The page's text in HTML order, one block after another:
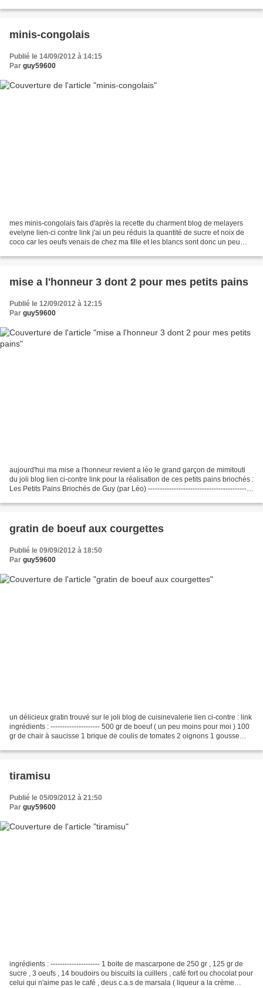
minis-congolais
Publié le 14/09/2012 à 14:15
Par guy59600
mes minis-congolais fais d'après la recette du charment blog de melayers
evelyne lien-ci contre link j'ai un peu réduis la quantité de sucre et noix de
coco car les oeufs venais de chez ma fille et les blancs sont donc un peu
mise a l'honneur 3 dont 2 pour mes petits pains
Publié le 12/09/2012 à 12:15
Par guy59600
aujourd'hui ma mise a l'honneur revient a léo le grand garçon de mimitouti
du joli blog lien ci-contre link pour la réalisation de ces petits pains briochés :
Les Petits Pains Briochés de Guy (par Léo) ---------------------------------------------
gratin de boeuf aux courgettes
Publié le 09/09/2012 à 18:50
Par guy59600
un délicieux gratin trouvé sur le joli blog de cuisinevalerie lien ci-contre : link
ingrédients : --------------------- 500 gr de boeuf ( un peu moins pour moi ) 100
gr de chair à saucisse 1 brique de coulis de tomates 2 oignons 1 gousse
tiramisu
Publié le 05/09/2012 à 21:50
Par guy59600
ingrédients : --------------------- 1 boite de mascarpone de 250 gr , 125 gr de
sucre , 3 oeufs , 14 boudoirs ou biscuits la cuillers , café fort ou chocolat pour
celui qui n'aime pas le café , deus c.a.s de marsala ( liqueur a la crème